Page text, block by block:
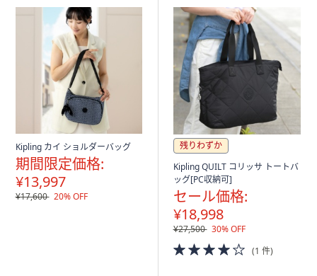
Kipling カイ ショルダーバッグ
期間限定価格:
¥13,997
¥17,600 20% OFF
残りわずか
Kipling QUILT コリッサ トートバ
ッグ[PC収納可]
セール価格:
¥18,998
¥27,500 30% OFF
4.0
of
(1 件)